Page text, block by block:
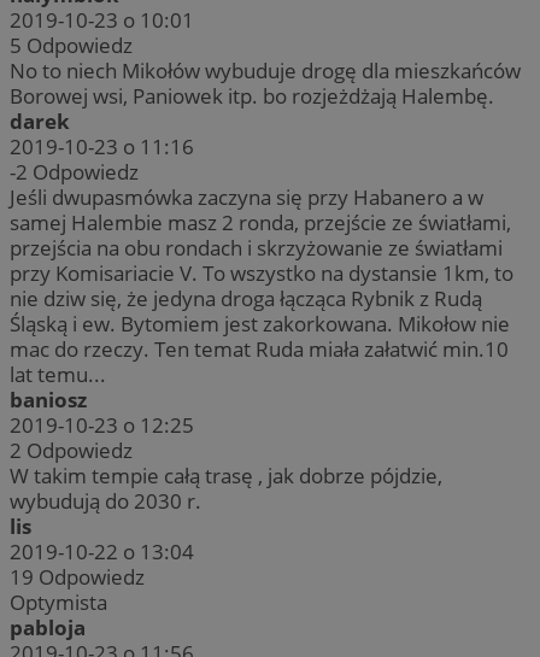
2019-10-23 o 10:01
5 Odpowiedz
No to niech Mikołów wybuduje drogę dla mieszkańców
Borowej wsi, Paniowek itp. bo rozjeżdżają Halembę.
darek
2019-10-23 o 11:16
-2 Odpowiedz
Jeśli dwupasmówka zaczyna się przy Habanero a w
samej Halembie masz 2 ronda, przejście ze światłami,
przejścia na obu rondach i skrzyżowanie ze światłami
przy Komisariacie V. To wszystko na dystansie 1km, to
nie dziw się, że jedyna droga łącząca Rybnik z Rudą
Śląską i ew. Bytomiem jest zakorkowana. Mikołow nie
mac do rzeczy. Ten temat Ruda miała załatwić min.10
lat temu...
baniosz
2019-10-23 o 12:25
2 Odpowiedz
W takim tempie całą trasę , jak dobrze pójdzie,
wybudują do 2030 r.
lis
2019-10-22 o 13:04
19 Odpowiedz
Optymista
pabloja